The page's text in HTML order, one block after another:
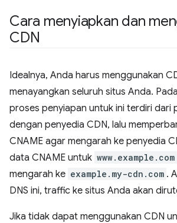
Cara menyiapkan dan
CDN
Idealnya, Anda harus menggunakan
menayangkan seluruh situs Anda.
proses penyiapan untuk ini terdiri dari
dengan penyedia CDN, lalu
CNAME agar mengarah ke penyedia
data CNAME untuk www.example.com
mengarah ke example.my-cdn.com .
DNS ini, traffic ke situs Anda akan
Jika tidak dapat menggunakan CDN